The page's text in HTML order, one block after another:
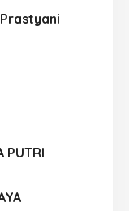
PUTRI